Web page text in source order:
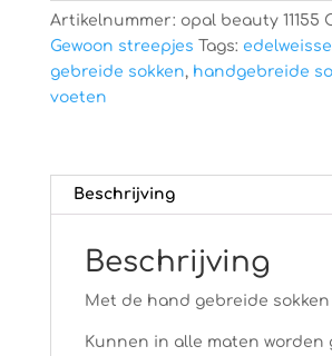
Artikelnummer: opal beauty 11155
Gewoon streepjes Tags:
gebreide sokken, handgebreide
voeten
Beschrijving
Beschrijving
Met de hand gebreide sokken
Kunnen in alle maten worden